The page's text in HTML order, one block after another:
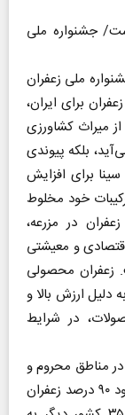
جشنواره ملی
ملی زعفران
برای ایران،
میراث کشاورزی
بلکه پیوندی
برای افزایش
خود مخلوط
در مزرعه،
و معیشتی
زعفران محصولی
ارزش بالا و
در شرایط
در مناطق محروم و
خشک کشور، خاطرنشان کرد: با وجود آنکه حدود ۹۰ درصد زعفران